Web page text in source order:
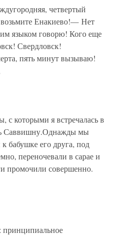
четвертый
Енакиево!— Нет
языком говорю! Кого еще
Свердловск!
пять минут вызываю!
которыми я встречалась в
Саввишну.Однажды мы
бабушке его друга, под
переночевали в сарае и
промочили совершенно.